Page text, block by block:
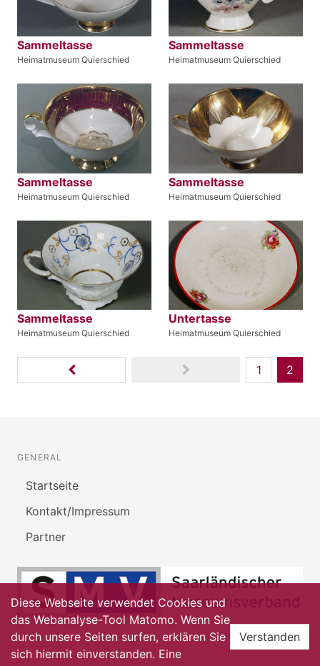
Sammeltasse
Heimatmuseum Quierschied
Sammeltasse
Heimatmuseum Quierschied
Sammeltasse
Heimatmuseum Quierschied
Sammeltasse
Heimatmuseum Quierschied
Sammeltasse
Heimatmuseum Quierschied
Untertasse
Heimatmuseum Quierschied
1 2
GENERAL
Startseite
Kontakt/Impressum
Partner
Diese Webseite verwendet Cookies und
das Webanalyse-Tool Matomo. Wenn Sie
durch unsere Seiten surfen, erklären Sie
sich hiermit einverstanden. Eine
Verstanden